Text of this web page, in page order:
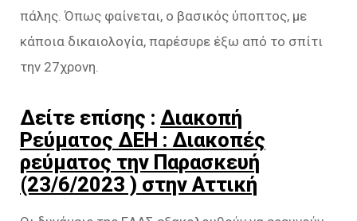
πάλης. Όπως φαίνεται, ο βασικός ύποπτος, με
κάποια δικαιολογία, παρέσυρε έξω από το σπίτι
την 27χρονη.
Δείτε επίσης : Διακοπή
Ρεύματος ΔΕΗ : Διακοπές
ρεύματος την Παρασκευή
(23/6/2023 ) στην Αττική